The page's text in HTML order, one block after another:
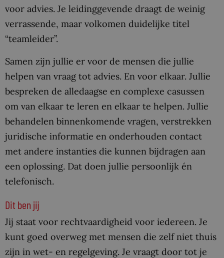
voor advies. Je leidinggevende draagt de weinig
verrassende, maar volkomen duidelijke titel
“teamleider”.
Samen zijn jullie er voor de mensen die jullie
helpen van vraag tot advies. En voor elkaar. Jullie
bespreken de alledaagse en complexe casussen
om van elkaar te leren en elkaar te helpen. Jullie
behandelen binnenkomende vragen, verstrekken
juridische informatie en onderhouden contact
met andere instanties die kunnen bijdragen aan
een oplossing. Dat doen jullie persoonlijk én
telefonisch.
Dit ben jij
Jij staat voor rechtvaardigheid voor iedereen. Je
kunt goed overweg met mensen die zelf niet thuis
zijn in wet- en regelgeving. Je vraagt door tot je